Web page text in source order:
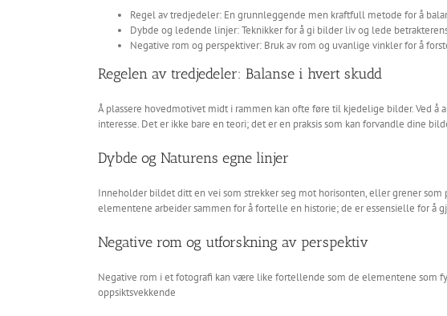
Regel av tredjedeler: En grunnleggende men kraftfull metode for å
Dybde og ledende linjer: Teknikker for å gi bilder liv og lede
Negative rom og perspektiver: Bruk av rom og uvanlige vinkler for å
Regelen av tredjedeler: Balanse i hvert skudd
Å plassere hovedmotivet midt i rammen kan ofte føre til kjedelige bilder. Ved å
interesse. Det er ikke bare en teori; det er en praksis som kan forvandle dine
Dybde og Naturens egne linjer
Inneholder bildet ditt en vei som strekker seg mot horisonten, eller grener
elementene arbeider sammen for å fortelle en historie; de er essensielle for å
Negative rom og utforskning av perspektiv
Negative rom i et fotografi kan være like fortellende som de elementene som
oppsiktsvekkende